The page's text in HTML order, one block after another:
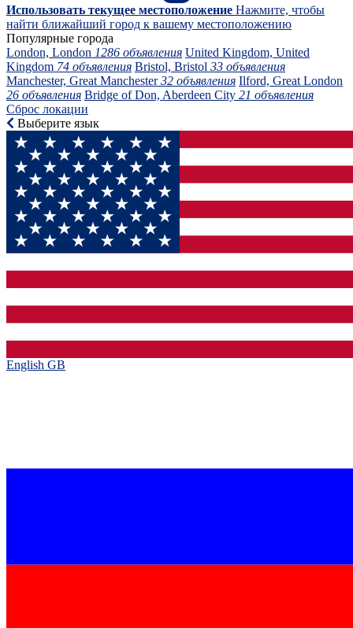
Использовать текущее местоположение Нажмите, чтобы
найти ближайший город к вашему местоположению
Популярные города
London, London 1286 объявления United Kingdom, United
Kingdom 74 объявления Bristol, Bristol 33 объявления
Manchester, Great Manchester32 объявления Ilford, Great London
26 объявления Bridge of Don, Aberdeen City 21 объявления
Сброс локации
Выберите язык
English GB‎